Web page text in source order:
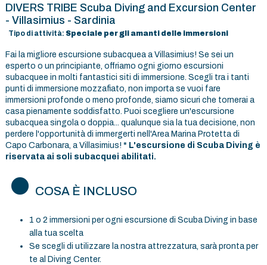
DIVERS TRIBE Scuba Diving and Excursion Center
- Villasimius - Sardinia
Tipo di attività: Speciale per gli amanti delle immersioni
Fai la migliore escursione subacquea a Villasimius! Se sei un
esperto o un principiante, offriamo ogni giorno escursioni
subacquee in molti fantastici siti di immersione. Scegli tra i tanti
punti di immersione mozzafiato, non importa se vuoi fare
immersioni profonde o meno profonde, siamo sicuri che tornerai a
casa pienamente soddisfatto. Puoi scegliere un'escursione
subacquea singola o doppia... qualunque sia la tua decisione, non
perdere l'opportunità di immergerti nell'Area Marina Protetta di
Capo Carbonara, a Villasimius! * L'escursione di Scuba Diving è
riservata ai soli subacquei abilitati.
COSA È INCLUSO
1 o 2 immersioni per ogni escursione di Scuba Diving in base
alla tua scelta
Se scegli di utilizzare la nostra attrezzatura, sarà pronta per
te al Diving Center.